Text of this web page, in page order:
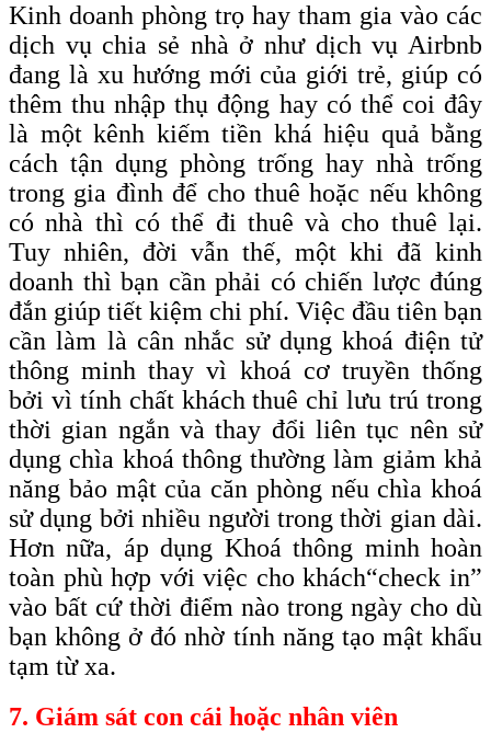
Kinh doanh phòng trọ hay tham gia vào các
dịch vụ chia sẻ nhà ở như dịch vụ Airbnb
đang là xu hướng mới của giới trẻ, giúp có
thêm thu nhập thụ động hay có thể coi đây
là một kênh kiếm tiền khá hiệu quả bằng
cách tận dụng phòng trống hay nhà trống
trong gia đình để cho thuê hoặc nếu không
có nhà thì có thể đi thuê và cho thuê lại.
Tuy nhiên, đời vẫn thế, một khi đã kinh
doanh thì bạn cần phải có chiến lược đúng
đắn giúp tiết kiệm chi phí. Việc đầu tiên bạn
cần làm là cân nhắc sử dụng khoá điện tử
thông minh thay vì khoá cơ truyền thống
bởi vì tính chất khách thuê chỉ lưu trú trong
thời gian ngắn và thay đổi liên tục nên sử
dụng chìa khoá thông thường làm giảm khả
năng bảo mật của căn phòng nếu chìa khoá
sử dụng bởi nhiều người trong thời gian dài.
Hơn nữa, áp dụng Khoá thông minh hoàn
toàn phù hợp với việc cho khách“checkin”
vào bất cứ thời điểm nào trong ngày cho dù
bạn không ở đó nhờ tính năng tạo mật khẩu
tạm từ xa.
7. Giám sát con cái hoặc nhân viên